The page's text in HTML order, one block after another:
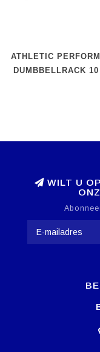
ATHLETIC
DUMBBELLRACK
WILT U